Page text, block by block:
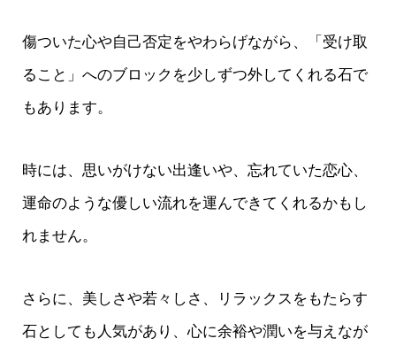
傷ついた心や自己否定をやわらげながら、「受け取
ること」へのブロックを少しずつ外してくれる石で
もあります。
時には、思いがけない出逢いや、忘れていた恋心、
運命のような優しい流れを運んできてくれるかもし
れません。
さらに、美しさや若々しさ、リラックスをもたらす
石としても人気があり、心に余裕や潤いを与えなが